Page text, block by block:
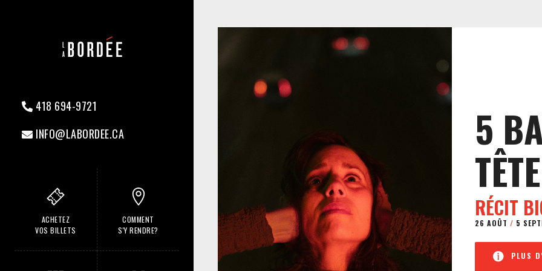
418 694-9721
INFO@LABORDEE.CA
ACHETEZ
VOS BILLETS
COMMENT
S'Y RENDRE?
5
TÊTE
RÉCIT
26 AOÛT / 5
PLUS